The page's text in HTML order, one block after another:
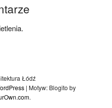
Łódź
| Motyw: Blogito by
.